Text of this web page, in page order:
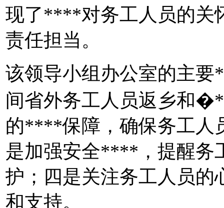
现了****对务工人员的
责任担当。
该领导小组办公室的主
间省外务工人员返乡和
的****保障，确保务工人
是加强安全****，提醒务
护；四是关注务工人员
和支持。